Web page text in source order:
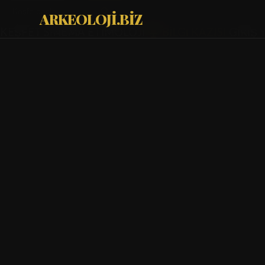
ARKEOLOJİ.BİZ